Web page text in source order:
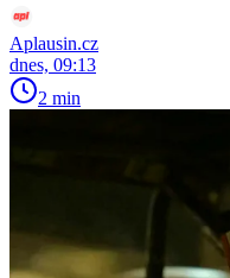
Aplausin.cz
dnes, 09:13
2 min